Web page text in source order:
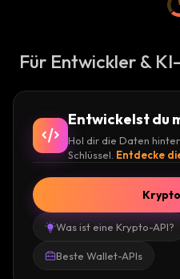
Für Entwickler &
Entwickelst du
Hol dir die Daten
Schlüssel. Entdecke
Was ist eine Krypto-API?
Beste Wallet-APIs